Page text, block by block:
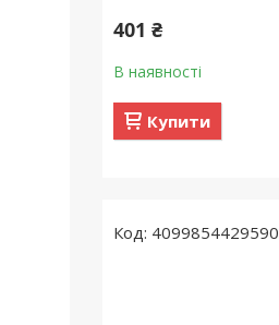
401 ₴
В наявності
Купити
4099854429590